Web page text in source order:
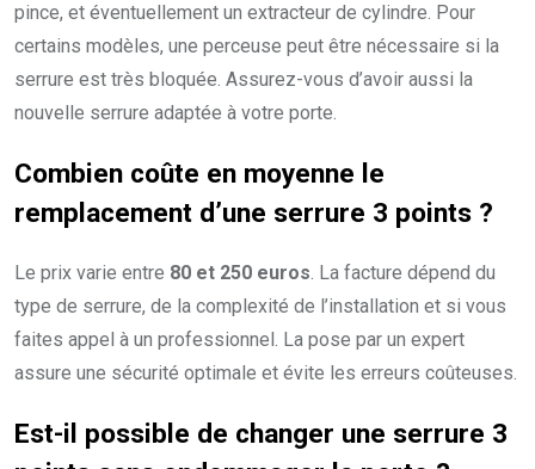
pince, et éventuellement un extracteur de cylindre. Pour
certains modèles, une perceuse peut être nécessaire si la
serrure est très bloquée. Assurez-vous d’avoir aussi la
nouvelle serrure adaptée à votre porte.
Combien coûte en moyenne le
remplacement d’une serrure 3 points ?
Le prix varie entre 80 et 250 euros. La facture dépend du
type de serrure, de la complexité de l’installation et si vous
faites appel à un professionnel. La pose par un expert
assure une sécurité optimale et évite les erreurs coûteuses.
Est-il possible de changer une serrure 3